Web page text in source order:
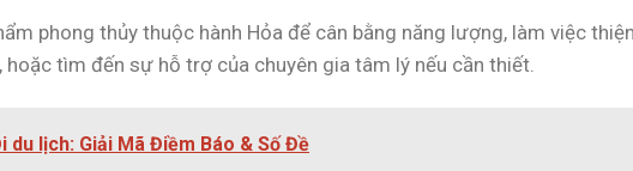
phong thủy thuộc hành Hỏa để cân bằng năng lượng, làm việc thiện
tìm đến sự hỗ trợ của chuyên gia tâm lý nếu cần thiết.
du lịch: Giải Mã Điềm Báo & Số Đề